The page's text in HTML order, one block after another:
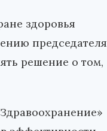
здоровья
председателя
решение о том,